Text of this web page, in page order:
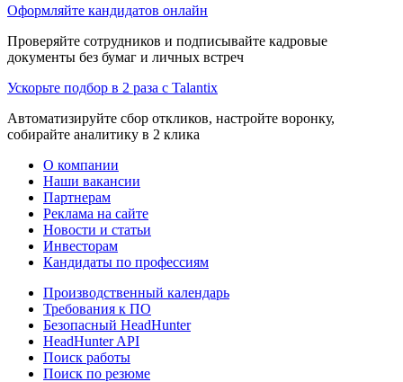
Оформляйте кандидатов онлайн
Проверяйте сотрудников и подписывайте кадровые
документы без бумаг и личных встреч
Ускорьте подбор в 2 раза с Talantix
Автоматизируйте сбор откликов, настройте воронку,
собирайте аналитику в 2 клика
О компании
Наши вакансии
Партнерам
Реклама на сайте
Новости и статьи
Инвесторам
Кандидаты по профессиям
Производственный календарь
Требования к ПО
Безопасный HeadHunter
HeadHunter API
Поиск работы
Поиск по резюме